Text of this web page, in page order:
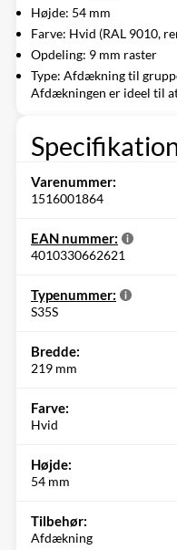
Højde: 54 mm
Farve: Hvid (RAL 9010,
Opdeling: 9 mm raster
Type: Afdækning til
Afdækningen er ideel til
Varenummer:
1516001864
EAN nummer:
4010330662621
Typenummer:
S35S
Bredde:
219 mm
Farve:
Hvid
Højde:
54 mm
Tilbehør:
Afdækning